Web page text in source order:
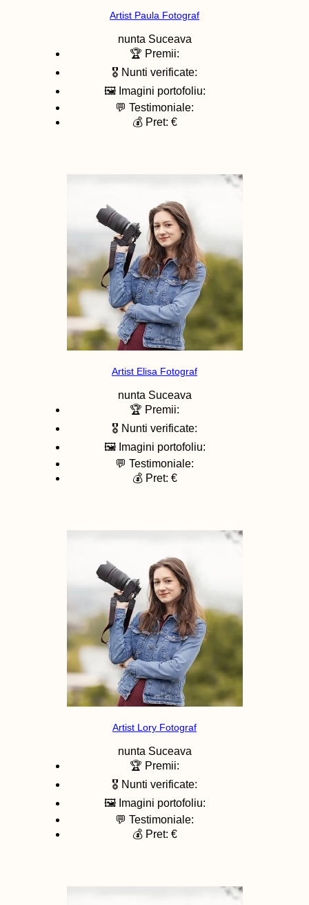
Artist Paula Fotograf
nunta Suceava
🏆 Premii:
🎖️ Nunti verificate:
🖼️ Imagini portofoliu:
💬 Testimoniale:
💰 Pret: €
Artist Elisa Fotograf
nunta Suceava
🏆 Premii:
🎖️ Nunti verificate:
🖼️ Imagini portofoliu:
💬 Testimoniale:
💰 Pret: €
Artist Lory Fotograf
nunta Suceava
🏆 Premii:
🎖️ Nunti verificate:
🖼️ Imagini portofoliu:
💬 Testimoniale:
💰 Pret: €